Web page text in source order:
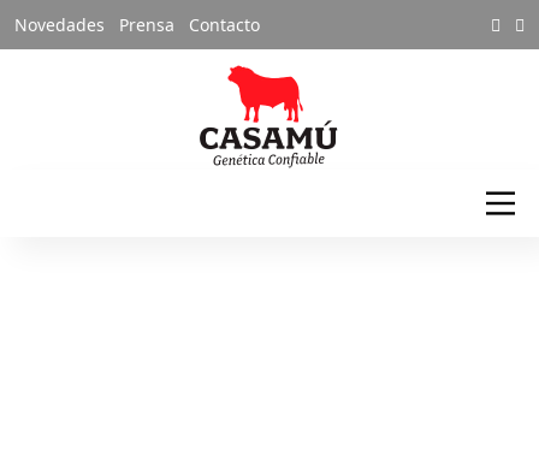
Novedades Prensa Contacto